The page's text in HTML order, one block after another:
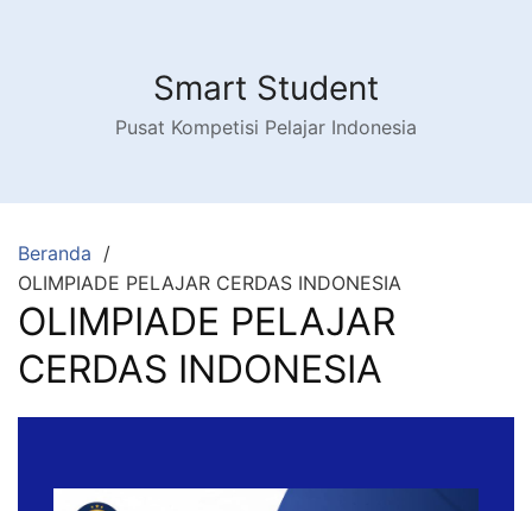
Smart Student
Pusat Kompetisi Pelajar Indonesia
Beranda
OLIMPIADE PELAJAR CERDAS INDONESIA
OLIMPIADE PELAJAR
CERDAS INDONESIA